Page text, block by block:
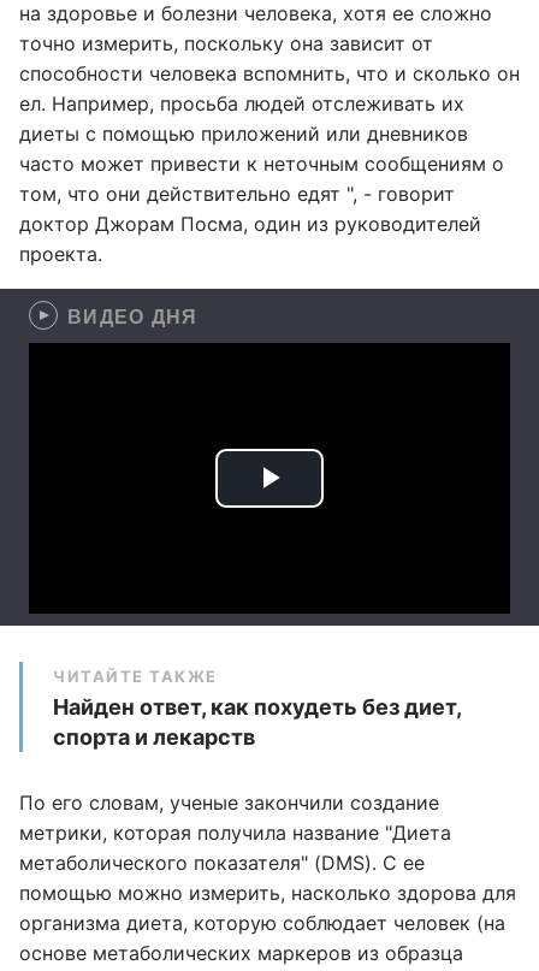
на здоровье и болезни человека, хотя ее сложно
точно измерить, поскольку она зависит от
способности человека вспомнить, что и сколько он
ел. Например, просьба людей отслеживать их
диеты с помощью приложений или дневников
часто может привести к неточным сообщениям о
том, что они действительно едят ", - говорит
доктор Джорам Посма, один из руководителей
проекта.
ВИДЕО ДНЯ
ЧИТАЙТЕ ТАКЖЕ
Найден ответ, как похудеть без диет,
спорта и лекарств
По его словам, ученые закончили создание
метрики, которая получила название "Диета
метаболического показателя" (DMS). С ее
помощью можно измерить, насколько здорова для
организма диета, которую соблюдает человек (на
основе метаболических маркеров из образца